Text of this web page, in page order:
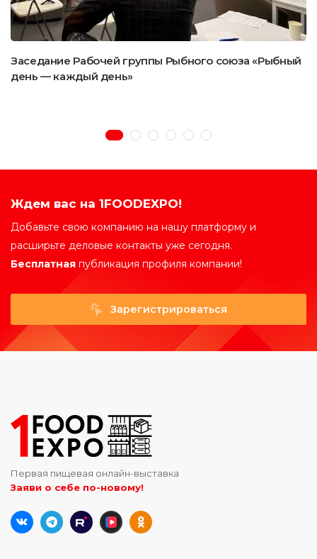
Заседание Рабочей группы Рыбного союза «Рыбный
день — каждый день»
Ждем вас на 1FOODEXPO!
Добавьте свою компанию на нашу платформу и
расширьте деловые контакты уже сегодня.
Бесплатная публикация профиля компании!
Зарегистрироваться
Первая пищевая онлайн-выставка
Заяви о себе по-новому!